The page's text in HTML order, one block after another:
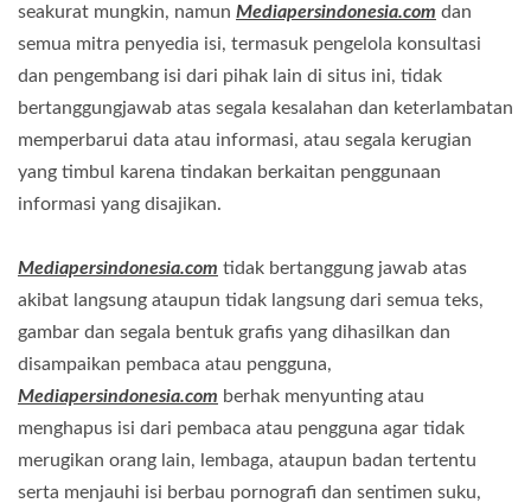
seakurat mungkin, namun Mediapersindonesia.com dan
semua mitra penyedia isi, termasuk pengelola konsultasi
dan pengembang isi dari pihak lain di situs ini, tidak
bertanggungjawab atas segala kesalahan dan keterlambatan
memperbarui data atau informasi, atau segala kerugian
yang timbul karena tindakan berkaitan penggunaan
informasi yang disajikan.
Mediapersindonesia.com tidak bertanggung jawab atas
akibat langsung ataupun tidak langsung dari semua teks,
gambar dan segala bentuk grafis yang dihasilkan dan
disampaikan pembaca atau pengguna,
Mediapersindonesia.com berhak menyunting atau
menghapus isi dari pembaca atau pengguna agar tidak
merugikan orang lain, lembaga, ataupun badan tertentu
serta menjauhi isi berbau pornografi dan sentimen suku,